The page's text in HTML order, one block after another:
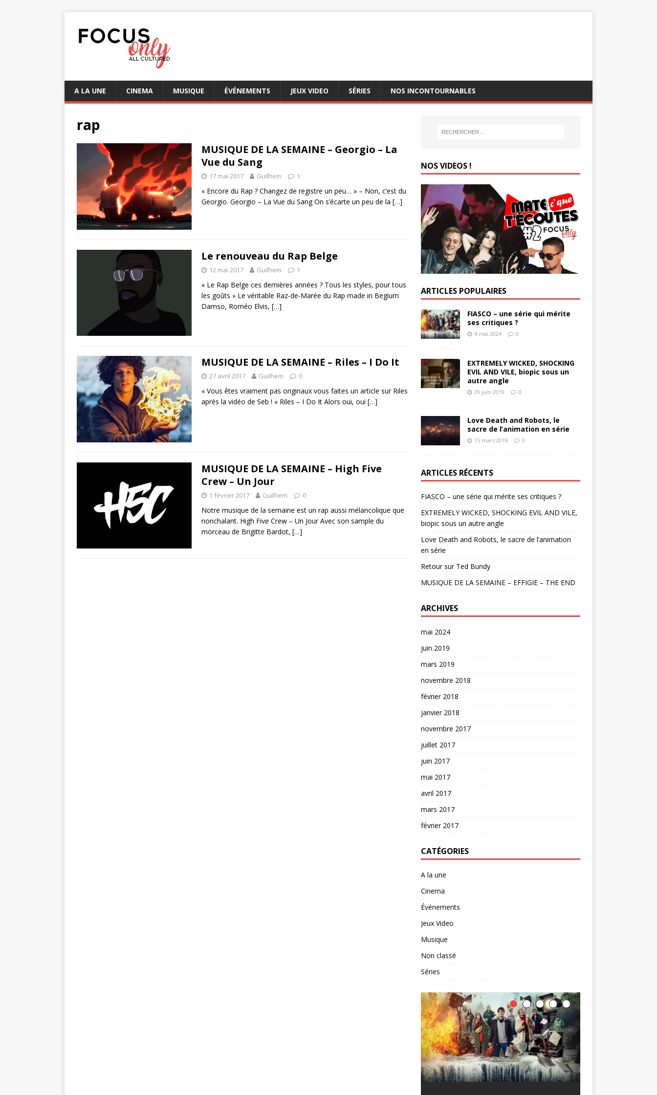
A LA UNE CINEMA MUSIQUE ÉVÉNEMENTS JEUX VIDEO SÉRIES NOS INCONTOURNABLES
rap
MUSIQUE DE LA SEMAINE – Georgio – La
Vue du Sang
17 mai 2017 Guilhem 1
« Encore du Rap ? Changez de registre un peu… » – Non, c’est du
Georgio. Georgio – La Vue du Sang On s’écarte un peu de la […]
Le renouveau du Rap Belge
12 mai 2017 Guilhem 1
« Le Rap Belge ces dernières années ? Tous les styles, pour tous
les goûts » Le véritable Raz-de-Marée du Rap made in Begium
Damso, Roméo Elvis, […]
MUSIQUE DE LA SEMAINE – Riles – I Do It
27 avril 2017 Guilhem 0
« Vous êtes vraiment pas originaux vous faites un article sur Riles
après la vidéo de Seb ! » Riles – I Do It Alors oui, oui […]
MUSIQUE DE LA SEMAINE – High Five
Crew – Un Jour
1 février 2017 Guilhem 0
Notre musique de la semaine est un rap aussi mélancolique que
nonchalant. High Five Crew – Un Jour Avec son sample du
morceau de Brigitte Bardot, […]
NOS VIDEOS !
ARTICLES POPULAIRES
FIASCO – une série qui mérite
ses critiques ?
4 mai 2024 0
EXTREMELY WICKED, SHOCKING
EVIL AND VILE, biopic sous un
autre angle
29 juin 2019 0
Love Death and Robots, le
sacre de l’animation en série
15 mars 2019 0
ARTICLES RÉCENTS
FIASCO – une série qui mérite ses critiques ?
EXTREMELY WICKED, SHOCKING EVIL AND VILE,
biopic sous un autre angle
Love Death and Robots, le sacre de l’animation
en série
Retour sur Ted Bundy
MUSIQUE DE LA SEMAINE – EFFIGIE – THE END
ARCHIVES
mai 2024
juin 2019
mars 2019
novembre 2018
février 2018
janvier 2018
novembre 2017
juillet 2017
juin 2017
mai 2017
avril 2017
mars 2017
février 2017
CATÉGORIES
A la une
Cinema
Événements
Jeux Video
Musique
Non classé
Séries